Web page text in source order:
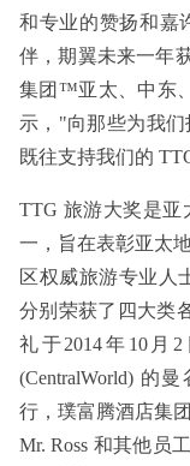
和专业的赞扬和嘉
伴，期翼未来一年
集团™亚太、中东
示，"向那些为我
既往支持我们的
TTG 旅游大奖是亚
一，旨在表彰亚太
区权威旅游专业人
分别荣获了四大类
礼于2014年10月
(CentralWorld) 的
行，璞富腾酒店集
Mr. Ross 和其他员